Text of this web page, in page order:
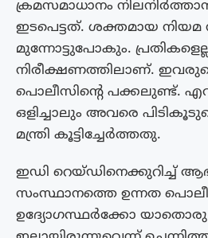
ക്രമസമാധാനം
ഇടപെട്ടത്. ശക്തമായ നിയമ
മുന്നോട്ടുപോകും.
നിരീക്ഷണത്തിലാണ്.
പൊലീസിന്റെ പക്കലുണ്ട്.
ഒളിച്ചാലും അവരെ
മന്ത്രി കൂട്ടിച്ചേർത്തതു.
ഇഡി റെയ്‌ഡിനെക്കുറിച്ച്
സംസ്ഥാനത്തെ ഉന്നത
ഉദ്യോഗസ്ഥർക്കോ യാതൊരു